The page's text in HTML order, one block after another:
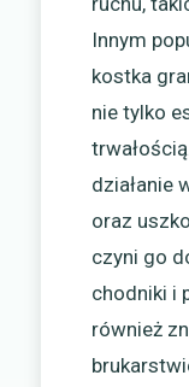
Innym
kostka
nie tylko
działanie
oraz
czyni go
chodniki i
również